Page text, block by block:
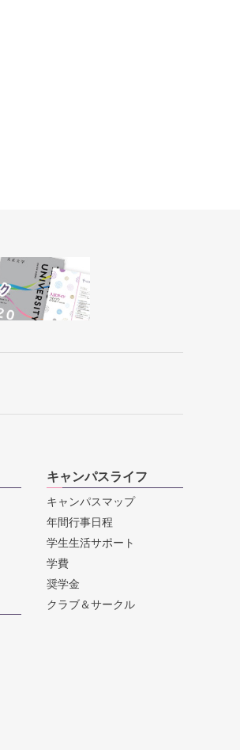
キャンパスライフ
キャンパスマップ
年間行事日程
学生生活サポート
学費
奨学金
クラブ＆サークル